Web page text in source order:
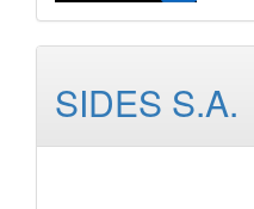
SIDES S.A.